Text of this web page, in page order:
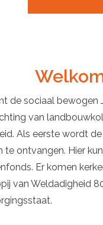
de sociaal
van
Als eerste wordt
te ontvangen. Hier
Er komen
van Weldadigheid